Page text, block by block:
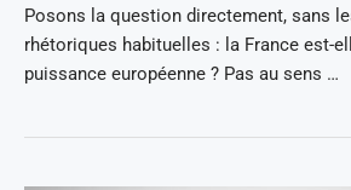
Posons la question directement, sans
rhétoriques habituelles : la France est-
puissance européenne ? Pas au sens …